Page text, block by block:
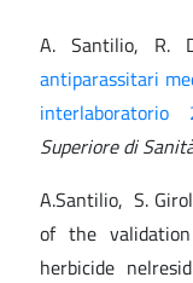
A. Santilio, R.
antiparassitari
interlaboratorio
Superiore di
A.Santilio, S.
of the
herbicide